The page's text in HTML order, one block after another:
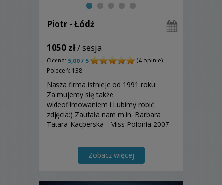
Piotr - Łódź
1050 zł/ sesja
Ocena: 5,00 / 5
(4 opinie)
Poleceń: 138
Nasza firma istnieje od 1991 roku.
Zajmujemy się także
wideofilmowaniem i Lubimy robić
zdjęcia:) Zaufała nam m.in. Barbara
Tatara-Kacperska - Miss Polonia 2007
Zobacz więcej